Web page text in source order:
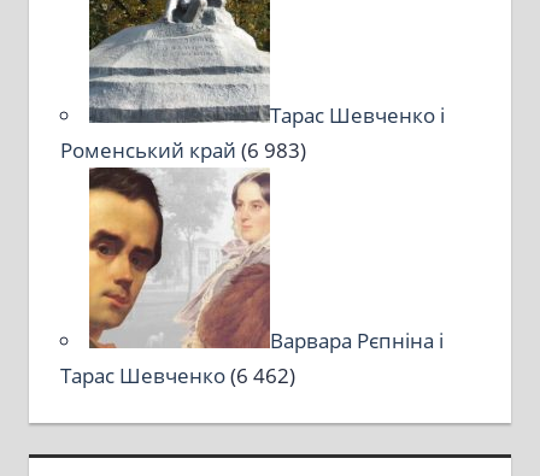
Тарас Шевченко і
Роменський край (6 983)
Варвара Рєпніна і
Тарас Шевченко(6 462)